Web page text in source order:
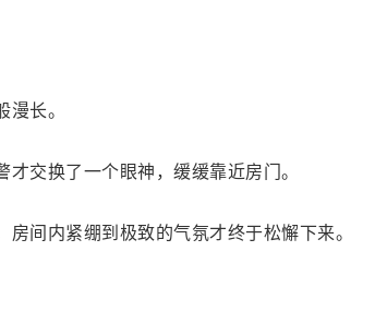
长。
交换了一个眼神，缓缓靠近房门。
间内紧绷到极致的气氛才终于松懈下来。